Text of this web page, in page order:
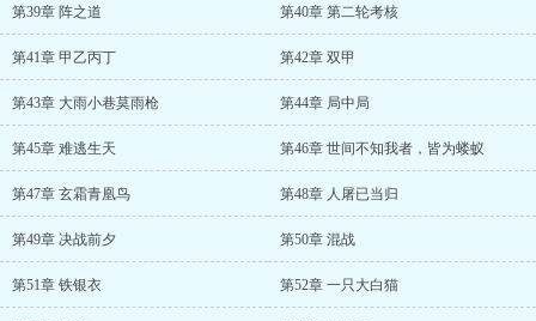
第39章 阵之道 第40章 第二轮考核
第41章 甲乙丙丁 第42章 双甲
第43章 大雨小巷莫雨枪 第44章 局中局
第45章 难逃生天 第46章 世间不知我者，皆为蝼蚁
第47章 玄霜青凰鸟 第48章 人屠已当归
第49章 决战前夕 第50章 混战
第51章 铁银衣 第52章 一只大白猫